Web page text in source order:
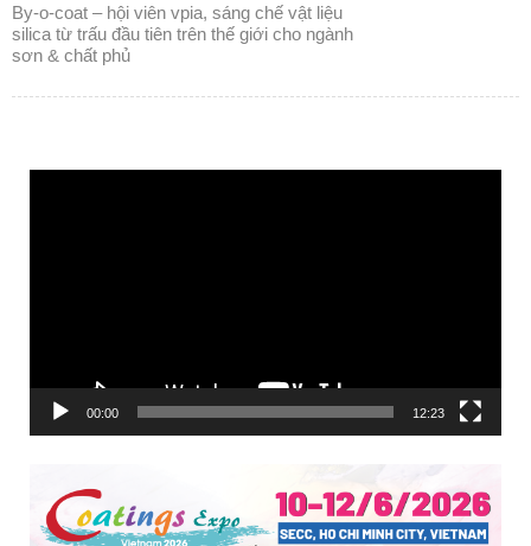
by-o-coat – hội viên vpia, sáng chế vật liệu
silica từ trấu đầu tiên trên thế giới cho ngành
sơn & chất phủ
00:00 12:23